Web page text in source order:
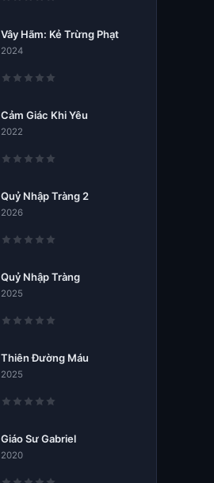
Vây Hãm: Kẻ Trừng Phạt
2024
Cảm Giác Khi Yêu
2022
Quỷ Nhập Tràng 2
2026
Quỷ Nhập Tràng
2025
Thiên Đường Máu
2025
Giáo Sư Gabriel
2020